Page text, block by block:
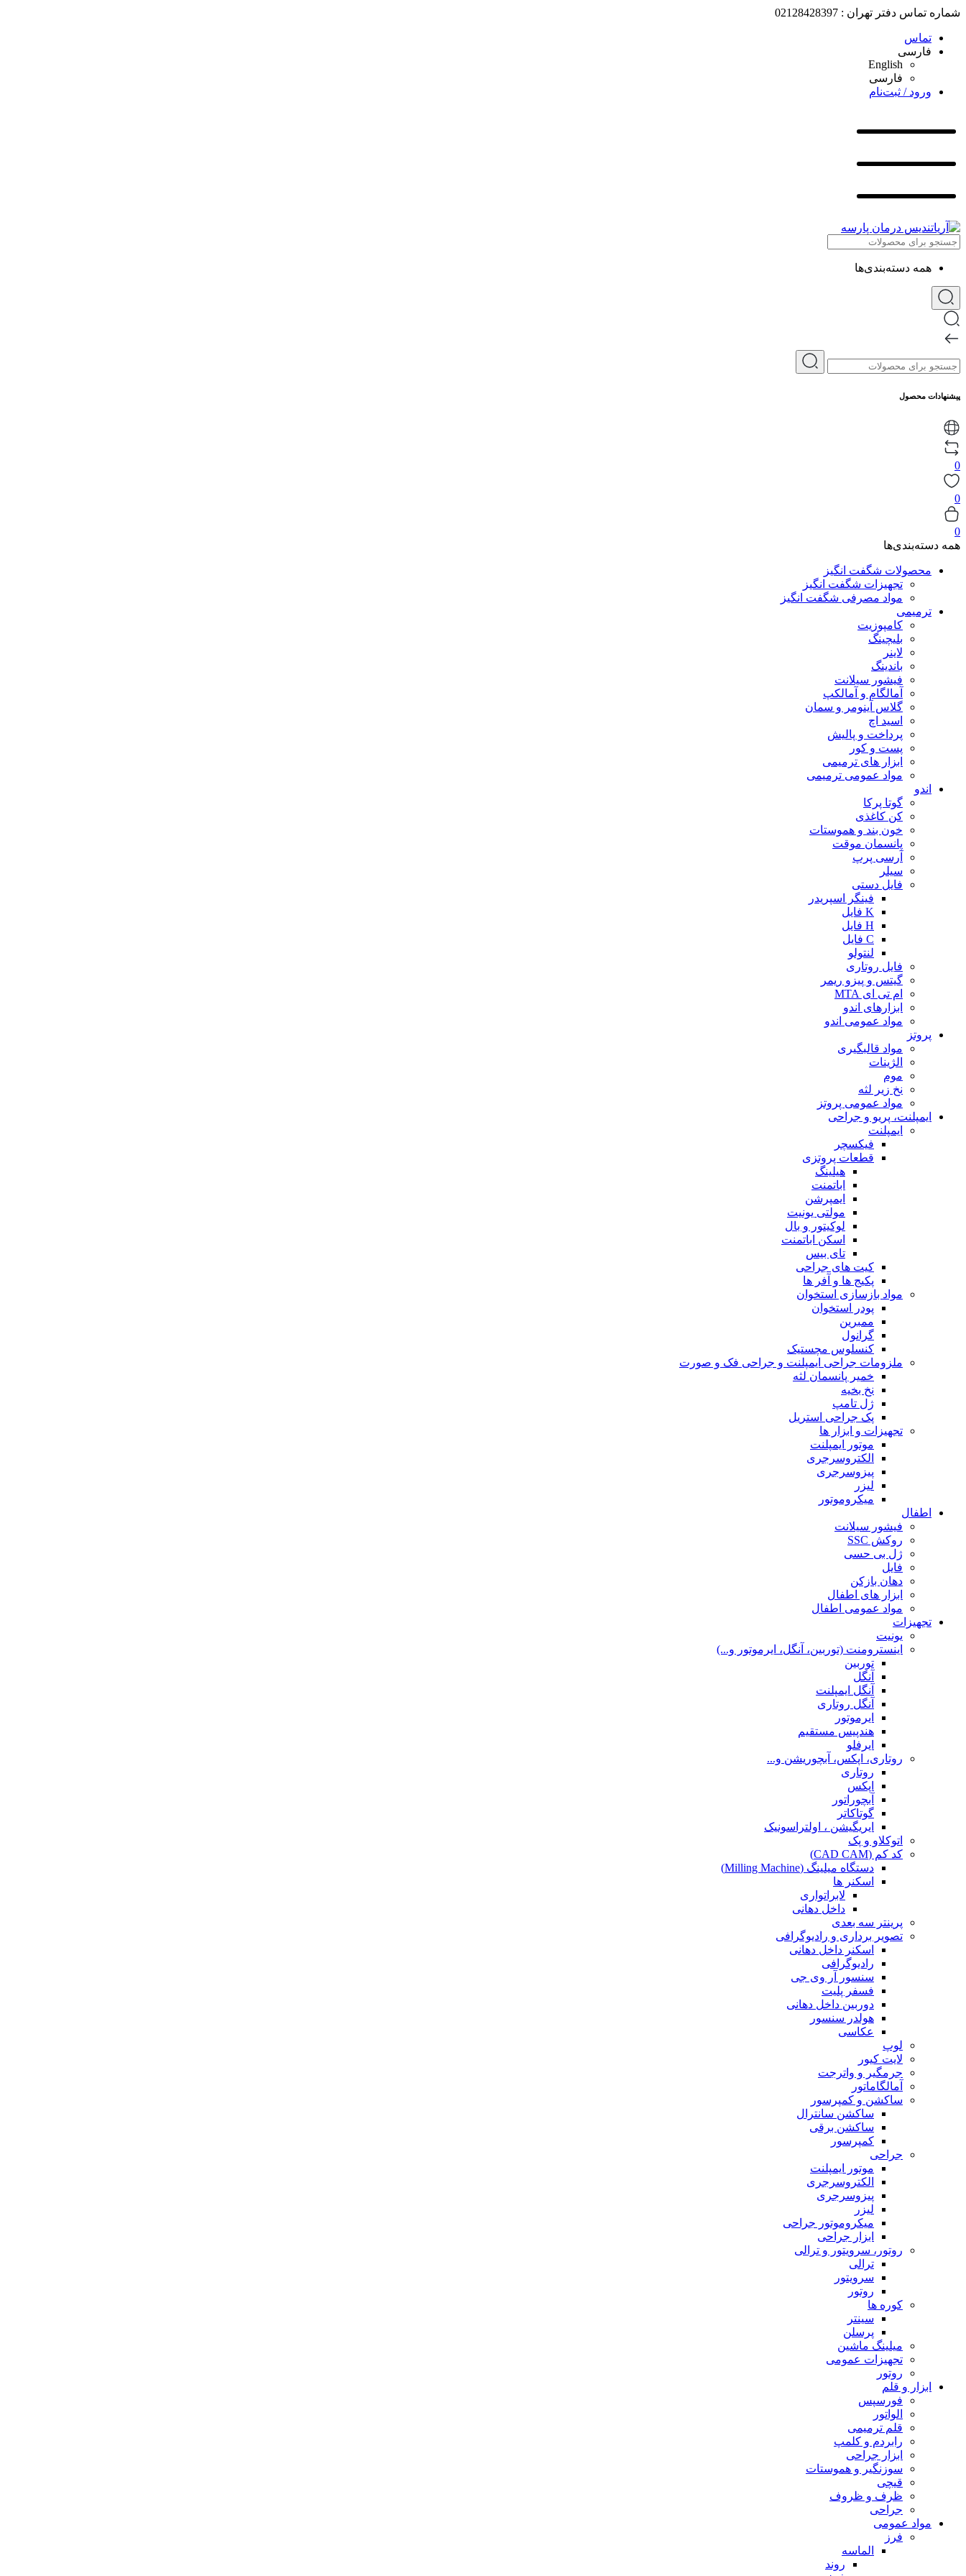
شماره تماس دفتر تهران : 02128428397
تماس
فارسی
English
فارسی
ورود / ثبت‌نام
همه دسته‌بندی‌ها
پیشنهادات محصول
0
0
0
همه دسته‌بندی‌ها
محصولات شگفت انگیز
تجهیزات شگفت انگیز
مواد مصرفی شگفت انگیز
ترمیمی
کامپوزیت
بلیچینگ
لاینر
باندینگ
فیشور سیلانت
آمالگام و آمالکپ
گلاس آینومر و سمان
اسید اچ
پرداخت و پالیش
پست و کور
ابزار های ترمیمی
مواد عمومی ترمیمی
اندو
گوتا پرکا
کن کاغذی
خون بند و هموستات
پانسمان موقت
آرسی پرپ
سیلر
فایل دستی
فینگر اسپریدر
K فایل
H فایل
C فایل
لنتولو
فایل روتاری
گیتس و پیزو ریمر
ام تی ای MTA
ابزارهای اندو
مواد عمومی اندو
پروتز
مواد قالبگیری
الژینات
موم
نخ زیر لثه
مواد عمومی پروتز
ایمپلنت، پریو و جراحی
ایمپلنت
فیکسچر
قطعات پروتزی
هیلینگ
اباتمنت
ایمپرشن
مولتی یونیت
لوکیتور و بال
اسکن اباتمنت
تای بیس
کیت های جراحی
پکیج ها و آفر ها
مواد بازسازی استخوان
پودر استخوان
ممبرین
گرانول
کنسلوس مچستیک
ملزومات جراحی ایمپلنت و جراحی فک و صورت
خمیر پانسمان لثه
نخ بخیه
ژل تامپ
پک جراحی استریل
تجهیزات و ابزار ها
موتور ایمپلنت
الکتروسرجری
پیزوسرجری
لیزر
میکروموتور
اطفال
فیشور سیلانت
روکش SSC
ژل بی حسی
فایل
دهان بازکن
ابزار های اطفال
مواد عمومی اطفال
تجهیزات
یونیت
اینسترومنت (توربین، آنگل، ایرموتور و...)
توربین
آنگل
آنگل ایمپلنت
آنگل روتاری
ایرموتور
هندپیس مستقیم
ایرفلو
روتاری، اپکس، آبچوریشن و...
روتاری
اپکس
آبچوراتور
گوتاکاتر
ایریگیشن ، اولتراسونیک
اتوکلاو و پک
کد کم (CAD CAM)
دستگاه میلینگ (Milling Machine)
اسکنر ها
لابراتواری
داخل دهانی
پرینتر سه بعدی
تصویر برداری و رادیوگرافی
اسکنر داخل دهانی
رادیوگرافی
سنسور آر وی جی
فسفر پلیت
دوربین داخل دهانی
هولدر سنسور
عکاسی
لوپ
لایت کیور
جرمگیر و واترجت
آمالگاماتور
ساکشن و کمپرسور
ساکشن سانترال
ساکشن برقی
کمپرسور
جراحی
موتور ایمپلنت
الکتروسرجری
پیزوسرجری
لیزر
میکروموتور جراحی
ابزار جراحی
روتور، سرویتور و ترالی
ترالی
سرویتور
روتور
کوره ها
سینتر
پرسلن
میلینگ ماشین
تجهیزات عمومی
روتور
ابزار و قلم
فورسپس
الواتور
قلم ترمیمی
رابردم و کلمپ
ابزار جراحی
سوزنگیر و هموستات
قیچی
ظرف و ظروف
جراحی
مواد عمومی
فرز
الماسه
روند